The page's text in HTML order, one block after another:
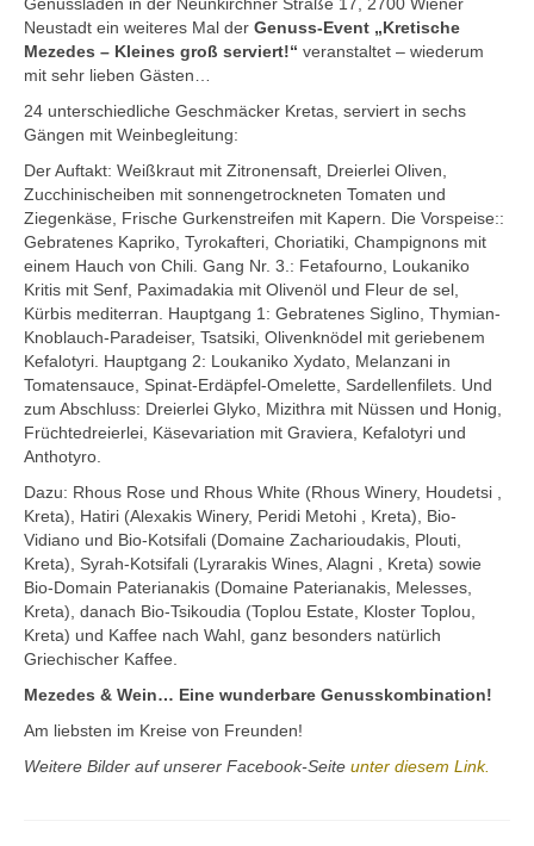
Mezedes & Salat
Getränke
News
Back- & Teigwaren
Bio-Olivenöl & Bio-Oliven
Eingelegtes & Eingekochtes
Früchte in Sirup, Honig & Marmelade
Küchenaccessoires
Kräuter, Tee & Salz
Wein, Raki & Ver juice
Kontakt
Downloads
Datenschutz
Impressum
Neustadt ein weiteres Mal der Genuss-Event „Kretische
Mezedes – Kleines groß serviert!“ veranstaltet – wiederum
mit sehr lieben Gästen…
24 unterschiedliche Geschmäcker Kretas, serviert in sechs
Gängen mit Weinbegleitung:
Der Auftakt: Weißkraut mit Zitronensaft, Dreierlei Oliven,
Zucchinischeiben mit sonnengetrockneten Tomaten und
Ziegenkäse, Frische Gurkenstreifen mit Kapern. Die Vorspeise::
Gebratenes Kapriko, Tyrokafteri, Choriatiki, Champignons mit
einem Hauch von Chili. Gang Nr. 3.: Fetafourno, Loukaniko
Kritis mit Senf, Paximadakia mit Olivenöl und Fleur de sel,
Kürbis mediterran. Hauptgang 1: Gebratenes Siglino, Thymian-
Knoblauch-Paradeiser, Tsatsiki, Olivenknödel mit geriebenem
Kefalotyri. Hauptgang 2: Loukaniko Xydato, Melanzani in
Tomatensauce, Spinat-Erdäpfel-Omelette, Sardellenfilets. Und
zum Abschluss: Dreierlei Glyko, Mizithra mit Nüssen und Honig,
Früchtedreierlei, Käsevariation mit Graviera, Kefalotyri und
Anthotyro.
Dazu: Rhous Rose und Rhous White (Rhous Winery, Houdetsi ,
Kreta), Hatiri (Alexakis Winery, Peridi Metohi , Kreta), Bio-
Vidiano und Bio-Kotsifali (Domaine Zacharioudakis, Plouti,
Kreta), Syrah-Kotsifali (Lyrarakis Wines, Alagni , Kreta) sowie
Bio-Domain Paterianakis (Domaine Paterianakis, Melesses,
Kreta), danach Bio-Tsikoudia (Toplou Estate, Kloster Toplou,
Kreta) und Kaffee nach Wahl, ganz besonders natürlich
Griechischer Kaffee.
Mezedes & Wein… Eine wunderbare Genusskombination!
Am liebsten im Kreise von Freunden!
Weitere Bilder auf unserer Facebook-Seite unter diesem Link.